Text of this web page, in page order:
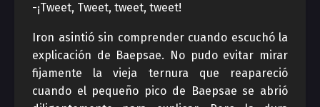
-¡Tweet, Tweet, tweet, tweet!
Iron asintió sin comprender cuando escuchó la
explicación de Baepsae. No pudo evitar mirar
fijamente la vieja ternura que reapareció
cuando el pequeño pico de Baepsae se abrió